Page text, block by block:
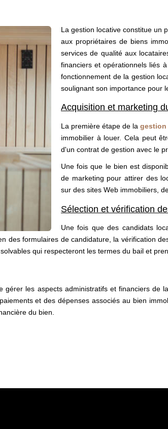
La gestion locative constitue un
aux propriétaires de biens
services de qualité aux
financiers et opérationnels liés
fonctionnement de la gestion
soulignant son importance pour
Acquisition et marketing
La première étape de lagestion
immobilier à louer. Cela peut
d'un contrat de gestion avec le
Une fois que le bien est
de marketing pour attirer des
sur des sites Web immobiliers,
Sélection et vérification
Une fois que des candidats
des formulaires de candidature, la vérification
qui respecteront les termes du bail et
les aspects administratifs et financiers de
et des dépenses associés au bien
du bien.